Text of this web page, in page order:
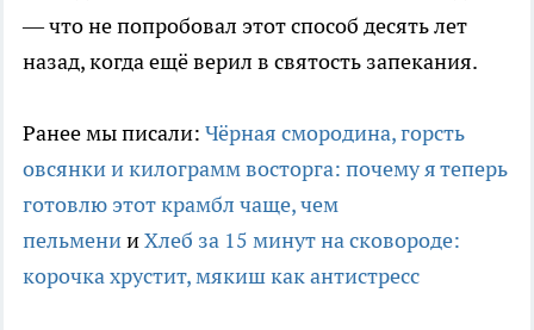
— что не попробовал этот способ десять лет
назад, когда ещё верил в святость запекания.
Ранее мы писали: Чёрная смородина, горсть
овсянки и килограмм восторга: почему я теперь
готовлю этот крамбл чаще, чем
пельменииХлеб за 15 минут на сковороде:
корочка хрустит, мякиш как антистресс